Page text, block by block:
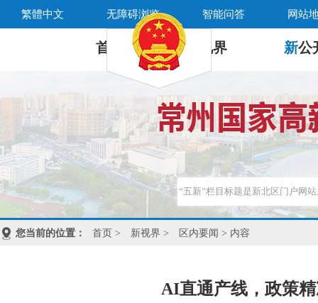
繁體中文 无障碍浏览 智能问答 网站
首 页 新 视界 新公
您当前的位置： 首页 > 新视界 > 区内要闻 > 内容
AI直通产线，政策